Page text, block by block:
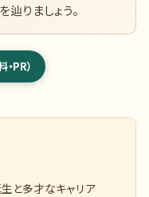
りましょう。
PR）
と多才なキャリア